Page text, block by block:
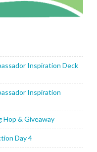
Inspiration Deck
Inspiration
Hop & Giveaway
Day 4